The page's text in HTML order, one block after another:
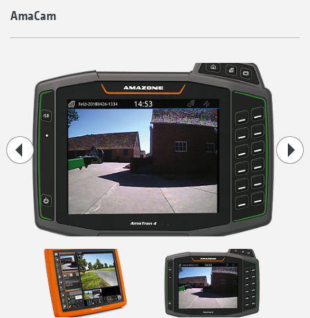
AmaCam